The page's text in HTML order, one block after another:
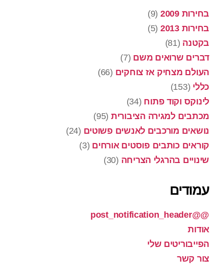
בחירות 2009
(9)
בחירות 2013
(5)
בקטנה (81)
דברים שרואים משם (7)
העולם מצחיק אז צוחקים (66)
כללי (153)
לינוקס וקוד פתוח (34)
מכתבים למגירה הציבורית (95)
נושאים מורכבים לאנשים פשוטים (24)
קוראים כותבים פוסטים אורחים (3)
שינויים בהרגלי הצריחה (30)
עמודים
@@post_notification_header
אודות
הפייבוריטים שלי
צור קשר